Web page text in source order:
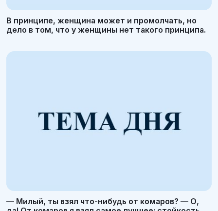
В принципе, женщина может и промолчать, но
дело в том, что у женщины нет такого принципа.
— Милый, ты взял что-нибудь от комаров? — О,